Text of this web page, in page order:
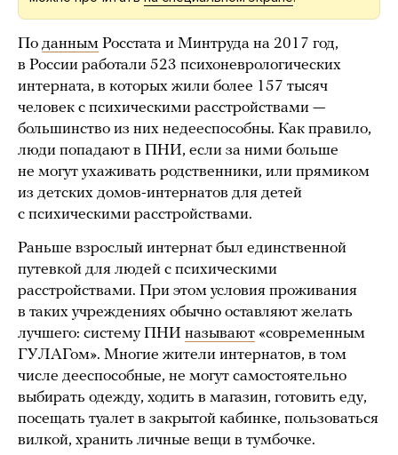
По данным Росстата и Минтруда на 2017 год,
в России работали 523 психоневрологических
интерната, в которых жили более 157 тысяч
человек c психическими расстройствами —
большинство из них недееспособны. Как правило,
люди попадают в ПНИ, если за ними больше
не могут ухаживать родственники, или прямиком
из детских домов-интернатов для детей
с психическими расстройствами.
Раньше взрослый интернат был единственной
путевкой для людей с психическими
расстройствами. При этом условия проживания
в таких учреждениях обычно оставляют желать
лучшего: систему ПНИ называют «современным
ГУЛАГом». Многие жители интернатов, в том
числе дееспособные, не могут самостоятельно
выбирать одежду, ходить в магазин, готовить еду,
посещать туалет в закрытой кабинке, пользоваться
вилкой, хранить личные вещи в тумбочке.